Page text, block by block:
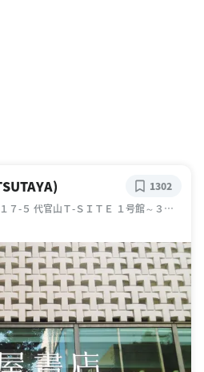
７-５ 代官山Ｔ-ＳＩＴＥ １号館～３号
detail/2320.html
1302